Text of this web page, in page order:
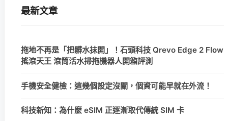
最新文章
拖地不再是「把髒水抹開」！石頭科技 Qrevo Edge 2 Flow
搖滾天王 滾筒活水掃拖機器人開箱評測
手機安全健檢：這幾個設定沒關，個資可能早就在外流！
科技新知：為什麼 eSIM 正逐漸取代傳統 SIM 卡